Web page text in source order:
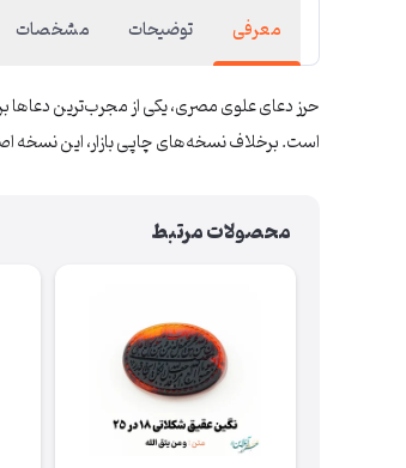
معرفی توضیحات مشخصات
حرز دعای علوی مصری، یکی از مجرب‌ترین
است. برخلاف نسخه‌های چاپی بازار، این نسخه
محصولات مرتبط